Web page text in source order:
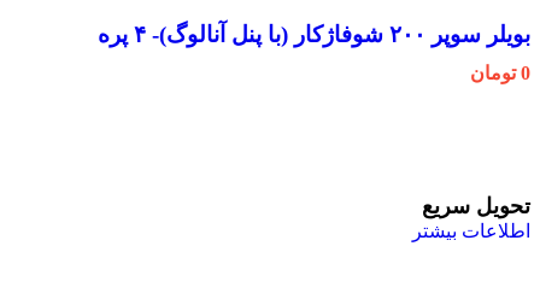
بویلر سوپر ۲۰۰ شوفاژکار (با پنل آنالوگ)- ۴ پره
0 تومان
تحویل سریع
اطلاعات بیشتر